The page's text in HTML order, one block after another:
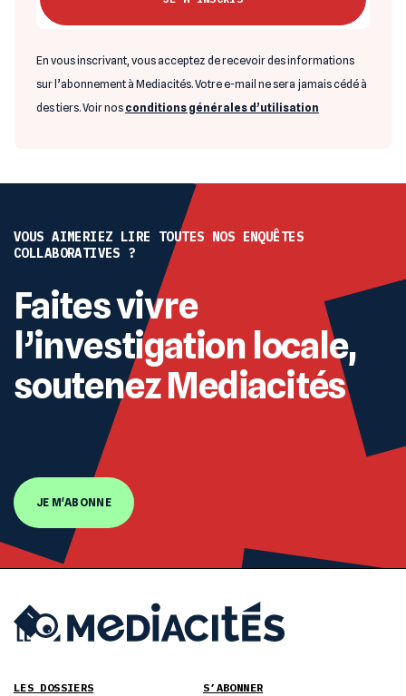
En vous inscrivant, vous acceptez de recevoir des informations
sur l’abonnement à Mediacités. Votre e-mail ne sera jamais cédé à
des tiers. Voir nos conditions générales d’utilisation
VOUS AIMERIEZ LIRE TOUTES NOS ENQUÊTES
COLLABORATIVES ?
Faites vivre
l’investigation locale,
soutenez Mediacités
JE M'ABONNE
LES DOSSIERS S’ABONNER